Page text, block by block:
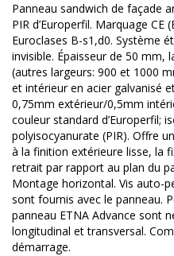
Panneau sandwich de façade
PIR d’Europerfil. Marquage CE
Euroclases B-s1,d0. Système
invisible. Épaisseur de 50 mm,
(autres largeurs: 900 et 1000
et intérieur en acier galvanisé
0,75mm extérieur/0,5mm
couleur standard d’Europerfil;
polyisocyanurate (PIR). Offre
à la finition extérieure lisse, la
retrait par rapport au plan du
Montage horizontal. Vis auto-
sont fournis avec le panneau.
panneau ETNA Advance sont
longitudinal et transversal.
démarrage.